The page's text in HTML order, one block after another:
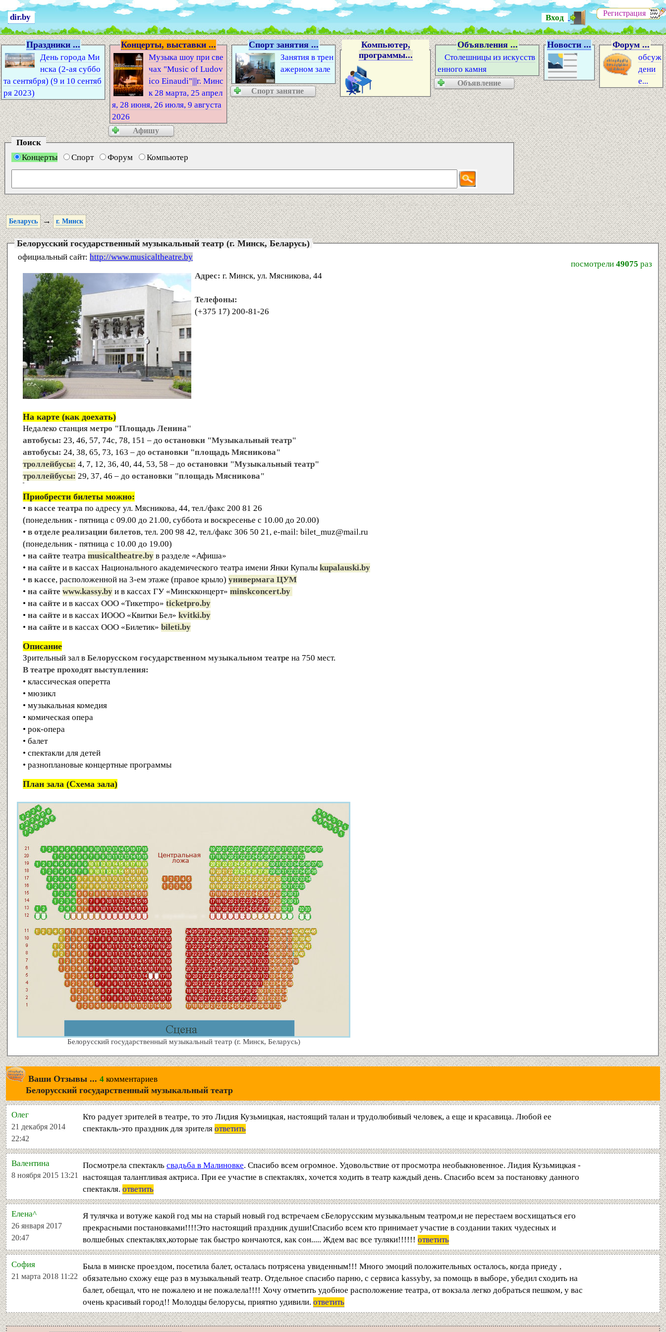
dir.by Вход Регистрация
Праздники ...
День города Ми
нска (2-ая суббо
та сентября) (9 и 10 сентяб
ря 2023)
Концерты, выставки ...
Музыка шоу при све
чах "Music of Ludov
ico Einaudi"|||г. Минс
к 28 марта, 25 апрел
я, 28 июня, 26 июля, 9 августа
2026
Афишу
Спорт занятия ...
Занятия в трен
ажерном зале
Спорт занятие
Компьютер,
программы...
Объявления ...
Столешницы из искусств
енного камня
Объявление
Новости ... Форум ...
обсуж
дени
е...
Поиск
Концерты
Спорт Форум Компьютер
Беларусь → г. Минск
Белорусский государственный музыкальный театр (г. Минск, Беларусь)
официальный сайт: http://www.musicaltheatre.by
посмотрели 49075 раз
Адрес: г. Минск, ул. Мясникова, 44
Телефоны:
(+375 17) 200-81-26
На карте (как доехать)
Недалеко станция метро "Площадь Ленина"
автобусы: 23, 46, 57, 74с, 78, 151 – до остановки "Музыкальный театр"
автобусы: 24, 38, 65, 73, 163 – до остановки "площадь Мясникова"
троллейбусы: 4, 7, 12, 36, 40, 44, 53, 58 – до остановки "Музыкальный театр"
троллейбусы: 29, 37, 46 – до остановки "площадь Мясникова"
Приобрести билеты можно:
• в кассе театра по адресу ул. Мясникова, 44, тел./факс 200 81 26
(понедельник - пятница с 09.00 до 21.00, суббота и воскресенье с 10.00 до 20.00)
• в отделе реализации билетов, тел. 200 98 42, тел./факс 306 50 21, e-mail: bilet_muz@mail.ru
(понедельник - пятница с 10.00 до 19.00)
• на сайте театра musicaltheatre.by в разделе «Афиша»
• на сайте и в кассах Национального академического театра имени Янки Купалы kupalauski.by
• в кассе, расположенной на 3-ем этаже (правое крыло) универмага ЦУМ
• на сайте www.kassy.by и в кассах ГУ «Минскконцерт» minskconcert.by
• на сайте и в кассах ООО «Тикетпро» ticketpro.by
• на сайте и в кассах ИООО «Квитки Бел» kvitki.by
• на сайте и в кассах ООО «Билетик» bileti.by
Описание
Зрительный зал в Белорусском государственном музыкальном театре на 750 мест.
В театре проходят выступления:
• классическая оперетта
• мюзикл
• музыкальная комедия
• комическая опера
• рок-опера
• балет
• спектакли для детей
• разноплановые концертные программы
План зала (Схема зала)
Белорусский государственный музыкальный театр (г. Минск, Беларусь)
Ваши Отзывы ... 4 комментариев
Белорусский государственный музыкальный театр
Олег
21 декабря 2014
22:42
Кто радует зрителей в театре, то это Лидия Кузьмицкая, настоящий талан и трудолюбивый человек, а еще и красавица. Любой ее
спектакль-это праздник для зрителя ответить
Валентина
8 ноября 2015 13:21
Посмотрела спектакль свадьба в Малиновке. Спасибо всем огромное. Удовольствие от просмотра необыкновенное. Лидия Кузьмицкая -
настоящая талантливая актриса. При ее участие в спектаклях, хочется ходить в театр каждый день. Спасибо всем за постановку данного
спектакля. ответить
Елена^
26 января 2017
20:47
Я тулячка и вотуже какой год мы на старый новый год встречаем сБелорусским музыкальным театром,и не перестаем восхищаться его
прекрасными постановками!!!!Это настоящий праздник души!Спасибо всем кто принимает участие в создании таких чудесных и
волшебных спектаклях,которые так быстро кончаются, как сон..... Ждем вас все туляки!!!!!! ответить
София
21 марта 2018 11:22
Была в минске проездом, посетила балет, осталась потрясена увиденным!!! Много эмоций положительных осталось, когда приеду ,
обязательно схожу еще раз в музыкальный театр. Отдельное спасибо парню, с сервиса kassyby, за помощь в выборе, убедил сходить на
балет, обещал, что не пожалею и не пожалела!!!! Хочу отметить удобное расположение театра, от вокзала легко добраться пешком, у вас
очень красивый город!! Молодцы белорусы, приятно удивили. ответить